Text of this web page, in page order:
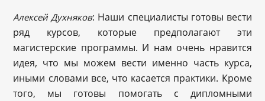
Алексей Духняков: Наши специалисты готовы вести
ряд курсов, которые предполагают эти
магистерские программы. И нам очень нравится
идея, что мы можем вести именно часть курса,
иными словами все, что касается практики. Кроме
того, мы готовы помогать с дипломными